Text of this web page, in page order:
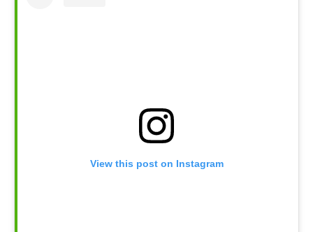
View this post on Instagram